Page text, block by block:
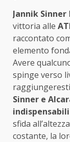
Jannik Sinner
vittoria alle
raccontato
elemento
Avere
spinge verso
Sinner e
sfida
costante, la